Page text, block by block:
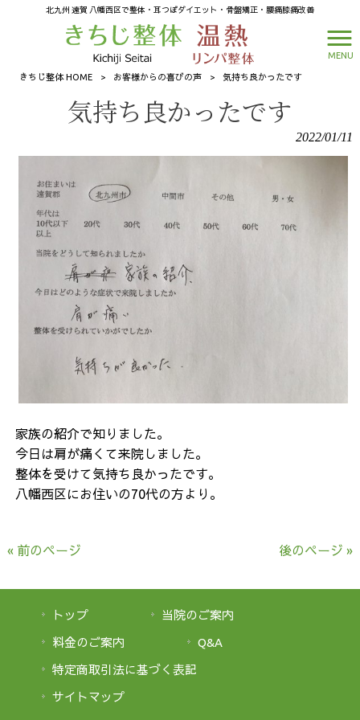
北九州 遠賀 八幡西区で整体・耳つぼダイエット・骨盤矯正・腰痛膝痛改善
MENU
きちじ整体 HOME > お客様からの喜びの声 > 気持ち良かったです
気持ち良かったです
2022/01/11
家族の紹介で知りました。
今日は肩が痛くて来院しました。
整体を受けて気持ち良かったです。
八幡西区にお住いの70代の方より。
« 前のページ 後のページ »
トップ
当院のご案内
料金のご案内
Q&A
特定商取引法に基づく表記
サイトマップ